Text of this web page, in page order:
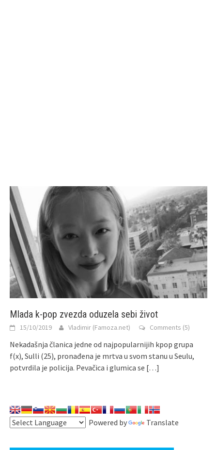
Mlada k-pop zvezda oduzela sebi život
15/10/2019 Vladimir (Famoza.net) Comments (5)
Nekadašnja članica jedne od najpopularnijih kpop grupa
f(x), Sulli (25), pronađena je mrtva u svom stanu u Seulu,
potvrdila je policija. Pevačica i glumica se […]
Powered by Translate